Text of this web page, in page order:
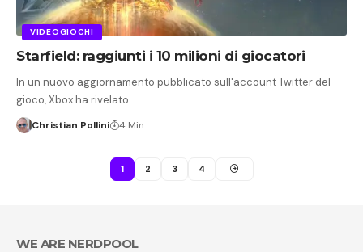
VIDEOGIOCHI
Starfield: raggiunti i 10 milioni di giocatori
In un nuovo aggiornamento pubblicato sull'account Twitter del
gioco, Xbox ha rivelato…
Christian Pollini 4 Min
1 2 3 4
WE ARE NERDPOOL